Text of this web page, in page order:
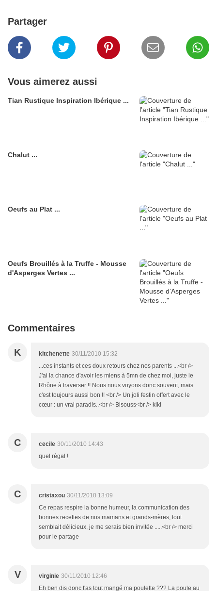
Partager
Vous aimerez aussi
Tian Rustique Inspiration Ibérique ...
Chalut ...
Oeufs au Plat ...
Oeufs Brouillés à la Truffe - Mousse
d'Asperges Vertes ...
Commentaires
K kitchenette 30/11/2010 15:32
...ces instants et ces doux retours chez nos parents ...<br />
J'ai la chance d'avoir les miens à 5mn de chez moi, juste le
Rhône à traverser !! Nous nous voyons donc souvent, mais
c'est toujours aussi bon !! <br /> Un joli festin offert avec le
cœur : un vrai paradis..<br /> Bisouss<br /> kiki
C cecile 30/11/2010 14:43
quel régal !
C cristaxou 30/11/2010 13:09
Ce repas respire la bonne humeur, la communication des
bonnes recettes de nos mamans et grands-mères, tout
semblait délicieux, je me serais bien invitée .....<br /> merci
pour le partage
V virginie 30/11/2010 12:46
Eh ben dis donc t'as tout mangé ma poulette ??? La poule au